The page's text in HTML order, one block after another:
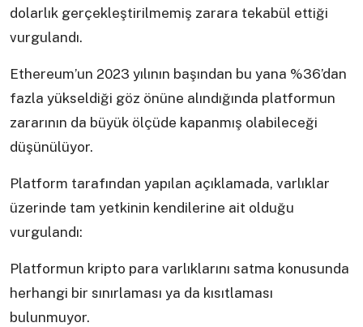
dolarlık gerçekleştirilmemiş zarara tekabül ettiği
vurgulandı.
Ethereum’un 2023 yılının başından bu yana %36’dan
fazla yükseldiği göz önüne alındığında platformun
zararının da büyük ölçüde kapanmış olabileceği
düşünülüyor.
Platform tarafından yapılan açıklamada, varlıklar
üzerinde tam yetkinin kendilerine ait olduğu
vurgulandı:
Platformun kripto para varlıklarını satma konusunda
herhangi bir sınırlaması ya da kısıtlaması
bulunmuyor.